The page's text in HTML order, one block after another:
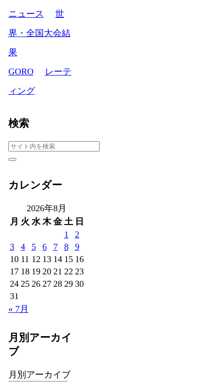
ニュース
世
界・全国大会結
果
GORO
レーテ
ィング
検索
カレンダー
2026年8月
月 火 水 木 金 土 日
1
2
3
4 5 6 7 8
9
10 11 12 13 14 15 16
17 18 19 20 21 22 23
24 25 26 27 28 29 30
31
« 7月
月別アーカイ
ブ
月別アーカイブ